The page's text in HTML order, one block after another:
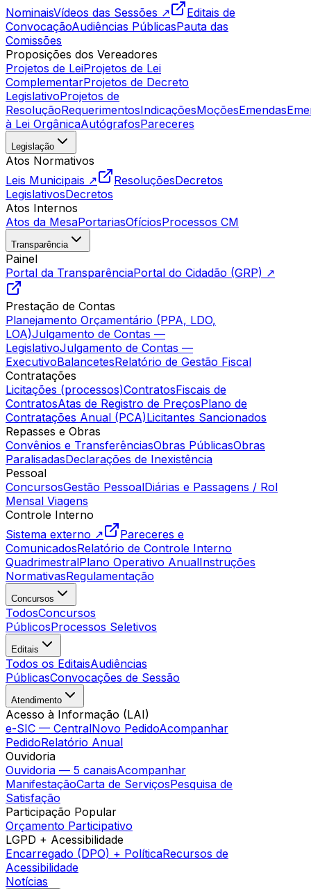
NominaisVídeos das Sessões ↗
Editais de
ConvocaçãoAudiências PúblicasPauta das
Comissões
Proposições dos Vereadores
Projetos de LeiProjetos de Lei
ComplementarProjetos de Decreto
LegislativoProjetos de
ResoluçãoRequerimentosIndicaçõesMoçõesEmendas
à Lei OrgânicaAutógrafosPareceres
Legislação
Atos Normativos
Leis Municipais ↗
ResoluçõesDecretos
LegislativosDecretos
Atos Internos
Atos da MesaPortariasOfíciosProcessos CM
Transparência
Painel
Portal da TransparênciaPortal do Cidadão (GRP) ↗
Prestação de Contas
Planejamento Orçamentário (PPA, LDO,
LOA)Julgamento de Contas —
LegislativoJulgamento de Contas —
ExecutivoBalancetesRelatório de Gestão Fiscal
Contratações
Licitações (processos)ContratosFiscais de
ContratosAtas de Registro de PreçosPlano de
Contratações Anual (PCA)Licitantes Sancionados
Repasses e Obras
Convênios e TransferênciasObras PúblicasObras
ParalisadasDeclarações de Inexistência
Pessoal
ConcursosGestão PessoalDiárias e Passagens / Rol
Mensal Viagens
Controle Interno
Sistema externo ↗
Pareceres e
ComunicadosRelatório de Controle Interno
QuadrimestralPlano Operativo AnualInstruções
NormativasRegulamentação
Concursos
TodosConcursos
PúblicosProcessos Seletivos
Editais
Todos os EditaisAudiências
PúblicasConvocações de Sessão
Atendimento
Acesso à Informação (LAI)
e-SIC — CentralNovo PedidoAcompanhar
PedidoRelatório Anual
Ouvidoria
Ouvidoria — 5 canaisAcompanhar
ManifestaçãoCarta de ServiçosPesquisa de
Satisfação
Participação Popular
Orçamento Participativo
LGPD + Acessibilidade
Encarregado (DPO) + PolíticaRecursos de
Acessibilidade
Notícias